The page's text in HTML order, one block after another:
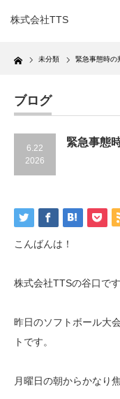
株式会社TTS
Home 未分類 緊急事態時の
ブログ
6.22
2026
緊急事態
こんばんは！
株式会社TTSの谷口です
昨日のソフトボール大
トです。
月曜日の朝からかなり